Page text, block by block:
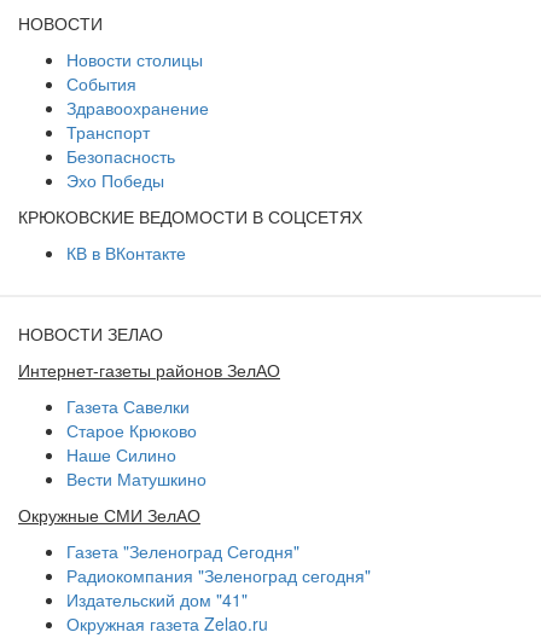
НОВОСТИ
Новости столицы
События
Здравоохранение
Транспорт
Безопасность
Эхо Победы
КРЮКОВСКИЕ ВЕДОМОСТИ В СОЦСЕТЯХ
КВ в ВКонтакте
НОВОСТИ ЗЕЛАО
Интернет-газеты районов ЗелАО
Газета Савелки
Старое Крюково
Наше Силино
Вести Матушкино
Окружные СМИ ЗелАО
Газета "Зеленоград Сегодня"
Радиокомпания "Зеленоград сегодня"
Издательский дом "41"
Окружная газета Zelao.ru